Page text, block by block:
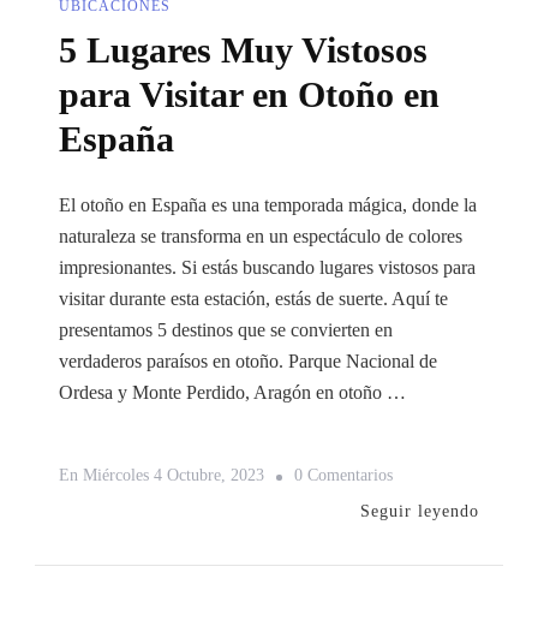
UBICACIONES
5 Lugares Muy Vistosos
para Visitar en Otoño en
España
El otoño en España es una temporada mágica, donde la
naturaleza se transforma en un espectáculo de colores
impresionantes. Si estás buscando lugares vistosos para
visitar durante esta estación, estás de suerte. Aquí te
presentamos 5 destinos que se convierten en
verdaderos paraísos en otoño. Parque Nacional de
Ordesa y Monte Perdido, Aragón en otoño …
En Miércoles 4 Octubre, 2023 0 ComentariosEn
5
Seguir leyendo